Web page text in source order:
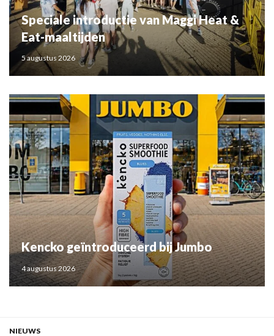
Speciale introductie van Maggi Heat &
Eat-maaltijden
5 augustus 2026
Kencko geïntroduceerd bij Jumbo
4 augustus 2026
NIEUWS